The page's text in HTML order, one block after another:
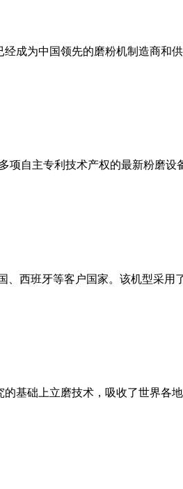
成为中国领先的磨粉机制造商和
项自主专利技术产权的最新粉磨
西班牙等客户国家。该机型采
基础上立磨技术，吸收了世界各